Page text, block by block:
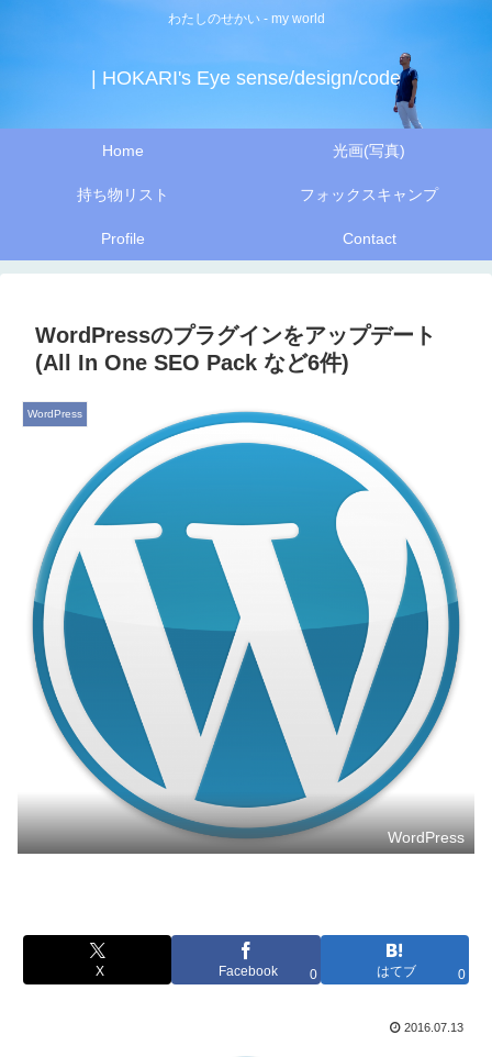
わたしのせかい - my world
| HOKARI's Eye sense/design/code
Home 光画(写真)
持ち物リスト フォックスキャンプ
Profile Contact
WordPressのプラグインをアップデート
(All In One SEO Pack など6件)
WordPress
WordPress
X Facebook 0 はてブ 0
2016.07.13